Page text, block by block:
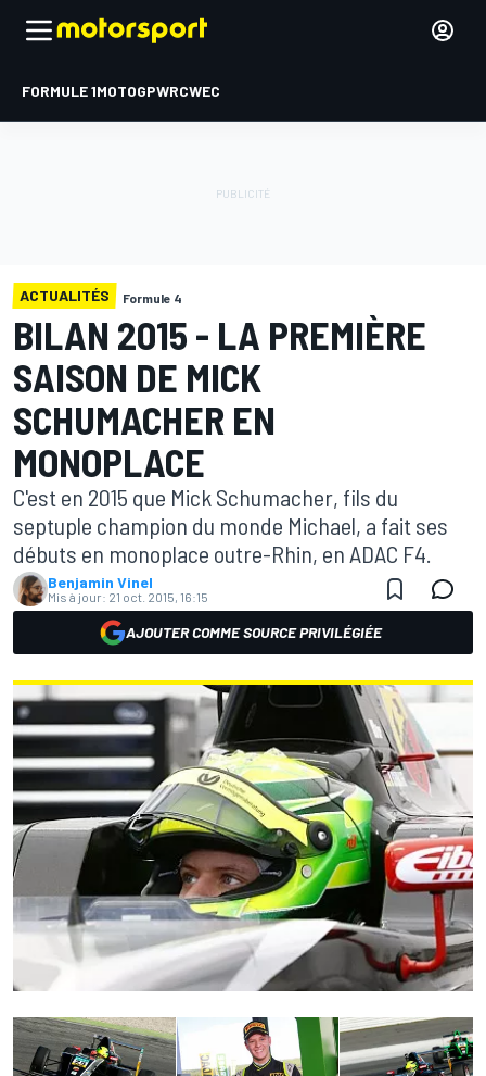
FORMULE 1MOTOGPWRCWEC
ACTUALITÉS Formule 4
BILAN 2015 - LA PREMIÈRE
SAISON DE MICK
SCHUMACHER EN
MONOPLACE
C'est en 2015 que Mick Schumacher, fils du
septuple champion du monde Michael, a fait ses
débuts en monoplace outre-Rhin, en ADAC F4.
Benjamin Vinel
Mis à jour: 21 oct. 2015, 16:15
AJOUTER COMME SOURCE PRIVILÉGIÉE